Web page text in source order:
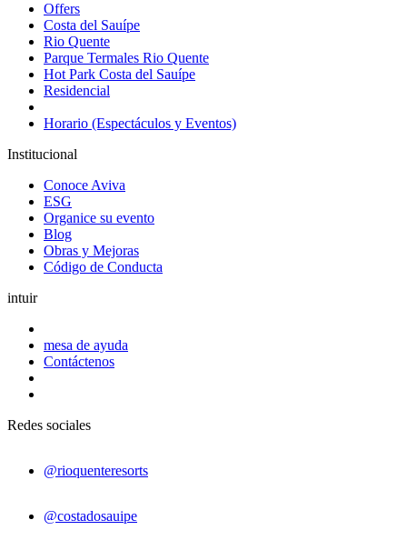
Offers
Costa del Sauípe
Rio Quente
Parque Termales Rio Quente
Hot Park Costa del Sauípe
Residencial
Horario (Espectáculos y Eventos)
Institucional
Conoce Aviva
ESG
Organice su evento
Blog
Obras y Mejoras
Código de Conducta
intuir
mesa de ayuda
Contáctenos
Redes sociales
@rioquenteresorts
@costadosauipe